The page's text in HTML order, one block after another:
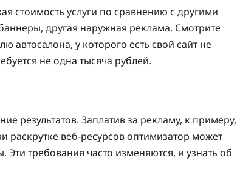
стоимость услуги по сравнению с другими
другая наружная реклама. Смотрите
автосалона, у которого есть свой сайт не
не одна тысяча рублей.
результатов. Заплатив за рекламу, к примеру,
веб-ресурсов оптимизатор может
требования часто изменяются, и узнать об